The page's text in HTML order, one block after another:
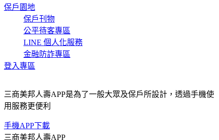
保戶園地
保戶刊物
公平待客專區
LINE 個人化服務
金融防詐專區
登入專區
三商美邦人壽APP是為了一般大眾及保戶所設計，透過手機使
用服務更便利
手機APP下載
三商美邦人壽APP